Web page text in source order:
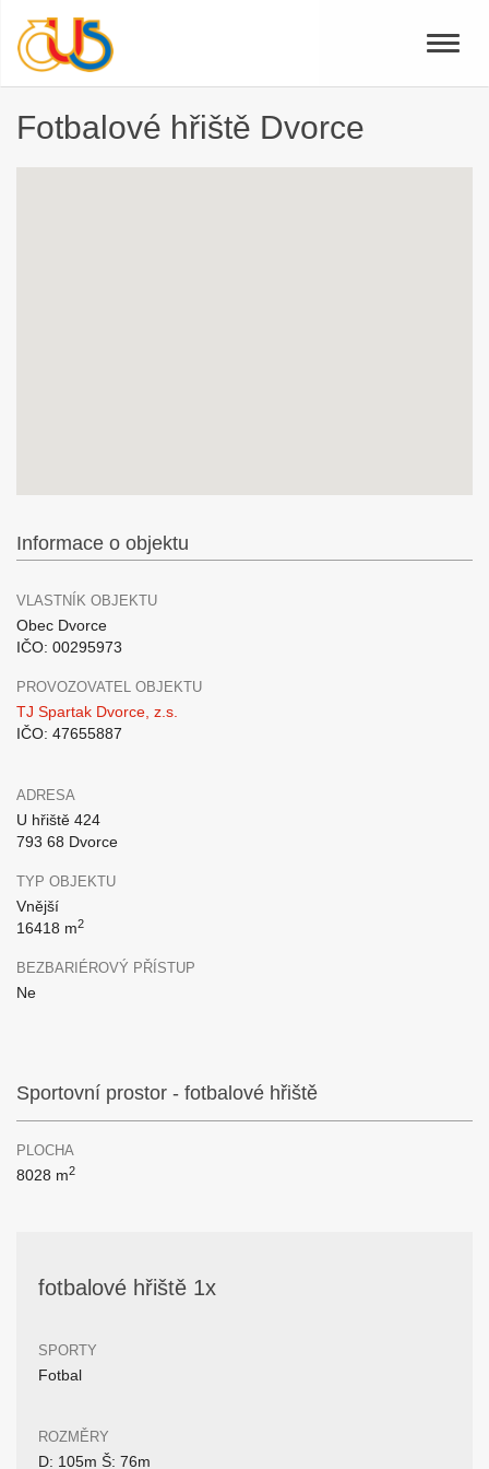
Toggle
Fotbalové hřiště Dvorce
Informace o objektu
VLASTNÍK OBJEKTU
Obec Dvorce
IČO: 00295973
PROVOZOVATEL OBJEKTU
TJ Spartak Dvorce, z.s.
IČO: 47655887
ADRESA
U hřiště 424
793 68 Dvorce
TYP OBJEKTU
Vnější
16418 m2
BEZBARIÉROVÝ PŘÍSTUP
Ne
Sportovní prostor - fotbalové hřiště
PLOCHA
8028 m2
fotbalové hřiště 1x
SPORTY
Fotbal
ROZMĚRY
D: 105m Š: 76m